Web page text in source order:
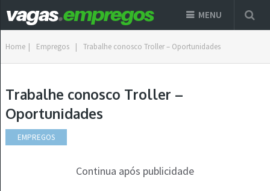
MENU
Home | Empregos | Trabalhe conosco Troller – Oportunidades
Trabalhe conosco Troller –
Oportunidades
EMPREGOS
Continua após publicidade